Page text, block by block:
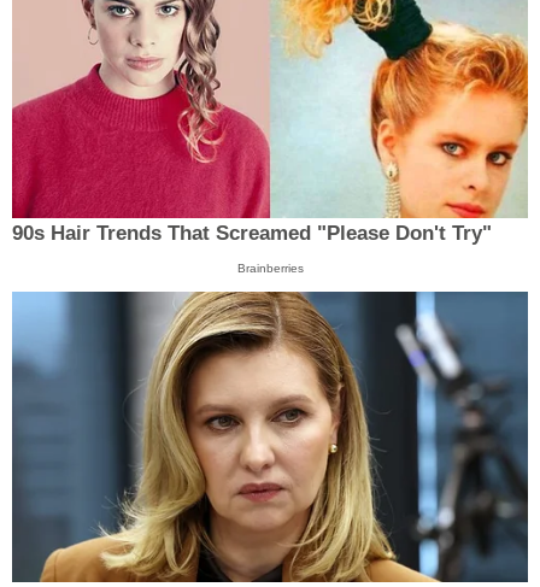
90s Hair Trends That Screamed "Please Don't Try"
Brainberries